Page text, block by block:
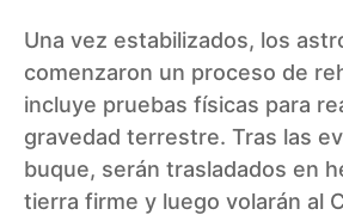
Una vez estabilizados, los
comenzaron un proceso de
incluye pruebas físicas para
gravedad terrestre. Tras las
buque, serán trasladados en
tierra firme y luego volarán al